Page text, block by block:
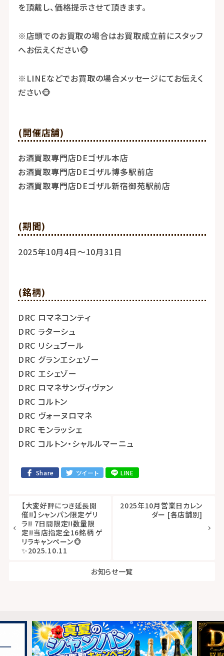
を頂戴し、価格提示させて頂きます。
※店頭でのお買取の場合はお買取成立前にスタッフ
へお伝えください🐵
※LINEなどでお買取の場合メッセージにてお伝えく
ださい🐵
(開催店舗)
お酒買取専門店DEゴザル本店
お酒買取専門店DEゴザル博多駅前店
お酒買取専門店DEゴザル新宿御苑駅前店
(期間)
2025年10月4日～10月31日
(銘柄)
DRC ロマネコンティ
DRC ラターシュ
DRC リシュブール
DRC グランエシェゾー
DRC エシェゾー
DRC ロマネサンヴィヴァン
DRC コルトン
DRC ヴォーヌロマネ
DRC モンラッシェ
DRC コルトン・シャルルマーニュ
Share ツイート LINE
【大変好評につき延長開
催!!】シャンパン限定ゲリ
ラ!! 7日間限定!!数量限
定!!当店指定全16銘柄 ゲ
リラキャンペーン🐵
✨2025.10.11
2025年10月営業日カレン
ダー [各店舗別]
お知らせ一覧